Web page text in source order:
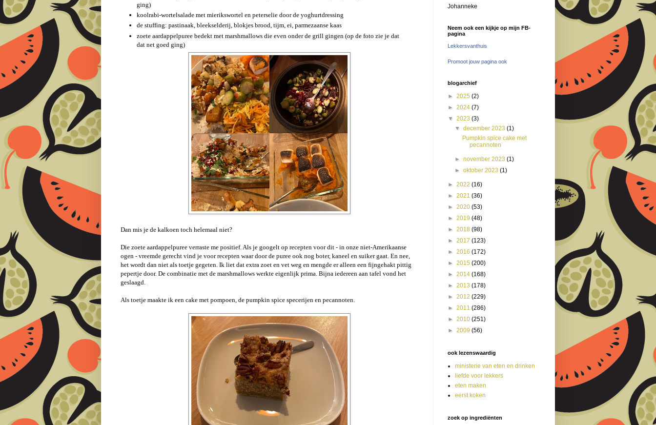
ging)
koolrabi-wortelsalade met mierikswortel en peterselie door de yoghurtdressing
de stuffing: pastinaak, bleekselderij, blokjes brood, tijm, ei, parmezaanse kaas
zoete aardappelpuree bedekt met marshmallows die even onder de grill gingen (op de foto zie je dat
dat net goed ging)
Dan mis je de kalkoen toch helemaal niet?
Die zoete aardappelpuree verraste me positief. Als je googelt op recepten voor dit - in onze niet-Amerikaanse
ogen - vreemde gerecht vind je voor recepten waar door de puree ook nog boter, kaneel en suiker gaat. En nee,
het wordt dan niet als toetje gegeten. Ik liet dat extra zoet en vet weg en mengde er alleen een fijngehakt pittig
pepertje door. De combinatie met de marshmallows werkte eigenlijk prima. Bijna iedereen aan tafel vond het
geslaagd.
Als toetje maakte ik een cake met pompoen, de pumpkin spice specerijen en pecannoten.
Johanneke
Neem ook een kijkje op mijn FB-
pagina
Lekkersvanthuis
Promoot jouw pagina ook
blogarchief
► 2025 (2)
► 2024 (7)
▼ 2023 (3)
▼december 2023(1)
Pumpkin spice cake met
pecannoten
►november 2023(1)
►oktober 2023(1)
► 2022 (16)
► 2021 (36)
► 2020 (53)
► 2019 (48)
► 2018 (98)
► 2017 (123)
► 2016 (172)
► 2015 (200)
► 2014 (168)
► 2013 (178)
► 2012 (229)
► 2011 (286)
► 2010 (251)
► 2009 (56)
ook lezenswaardig
ministerie van eten en drinken
liefde voor lekkers
eten maken
eerst koken
zoek op ingrediënten